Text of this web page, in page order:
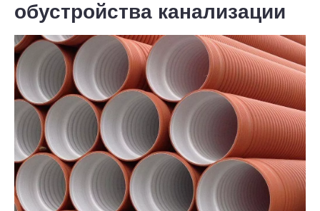
обустройства канализации